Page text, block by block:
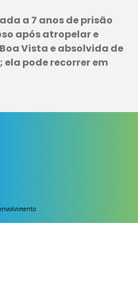
a 7 anos de prisão
após atropelar e
Vista e absolvida de
ela pode recorrer em